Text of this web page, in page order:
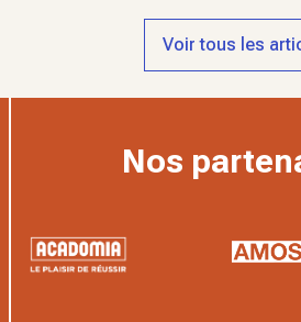
Voir tous les
Nos